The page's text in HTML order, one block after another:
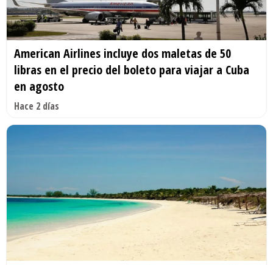
American Airlines incluye dos maletas de 50
libras en el precio del boleto para viajar a Cuba
en agosto
Hace 2 días